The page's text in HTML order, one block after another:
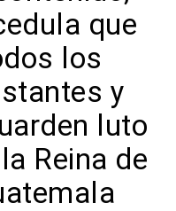
que
los
y
luto
Reina de